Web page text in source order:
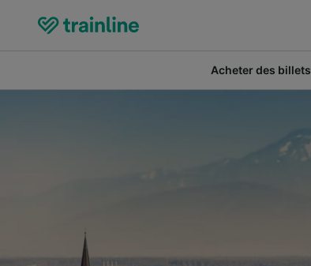
Acheter des billets